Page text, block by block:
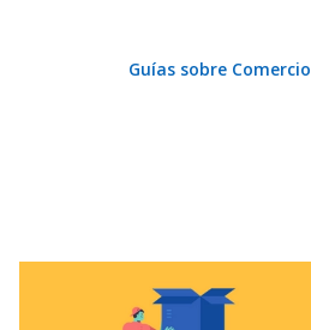
Guías sobre